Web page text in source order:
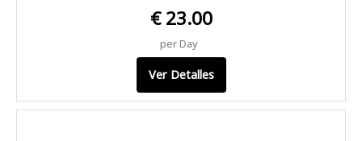
€ 23.00
per Day
Ver Detalles